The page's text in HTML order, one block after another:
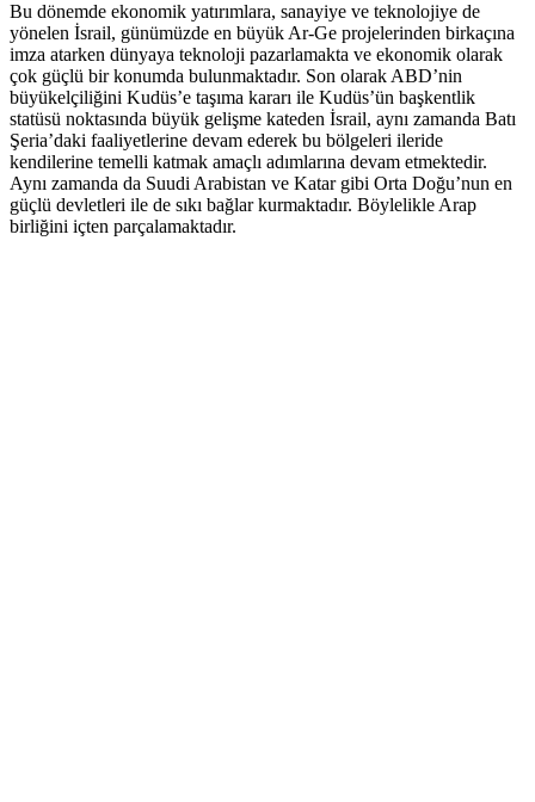
Bu dönemde ekonomik yatırımlara, sanayiye ve teknolojiye de
yönelen İsrail, günümüzde en büyük Ar-Ge projelerinden birkaçına
imza atarken dünyaya teknoloji pazarlamakta ve ekonomik olarak
çok güçlü bir konumda bulunmaktadır. Son olarak ABD’nin
büyükelçiliğini Kudüs’e taşıma kararı ile Kudüs’ün başkentlik
statüsü noktasında büyük gelişme kateden İsrail, aynı zamanda Batı
Şeria’daki faaliyetlerine devam ederek bu bölgeleri ileride
kendilerine temelli katmak amaçlı adımlarına devam etmektedir.
Aynı zamanda da Suudi Arabistan ve Katar gibi Orta Doğu’nun en
güçlü devletleri ile de sıkı bağlar kurmaktadır. Böylelikle Arap
birliğini içten parçalamaktadır.